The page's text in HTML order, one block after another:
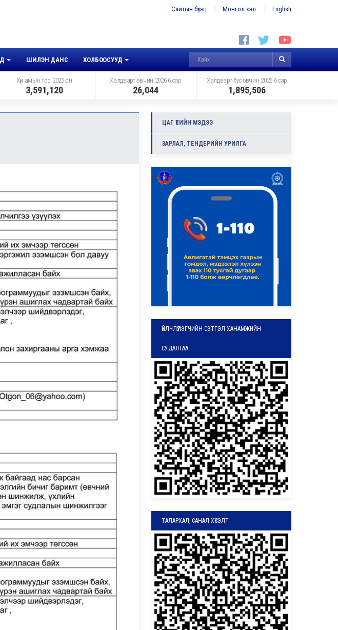
Сайтын бүтэц Монгол хэл English
ШИЛЭН ДАНС ХОЛБООСУУД
Хүн амын тоо 2025 он
3,591,120
Халдварт өвчин 2026.6 сар
26,044
Халдварт бус өвчин 2026.6 сар
1,895,506
ЦАГ ҮЕИЙН МЭДЭЭ
ЗАРЛАЛ, ТЕНДЕРИЙН УРИЛГА
ҮЙЛЧЛҮҮЛЭГЧИЙН СЭТГЭЛ ХАНАМЖИЙН
СУДАЛГАА
ТАЛАРХАЛ, САНАЛ ХҮСЭЛТ